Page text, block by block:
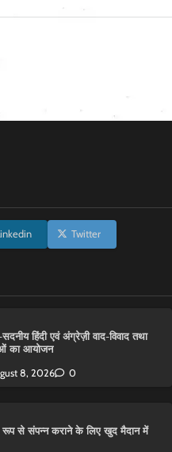
Twitter
हिंदी एवं अंग्रेज़ी वाद-विवाद तथा
का आयोजन
8, 2026 0
से संपन्न कराने के लिए खुद मैदान में